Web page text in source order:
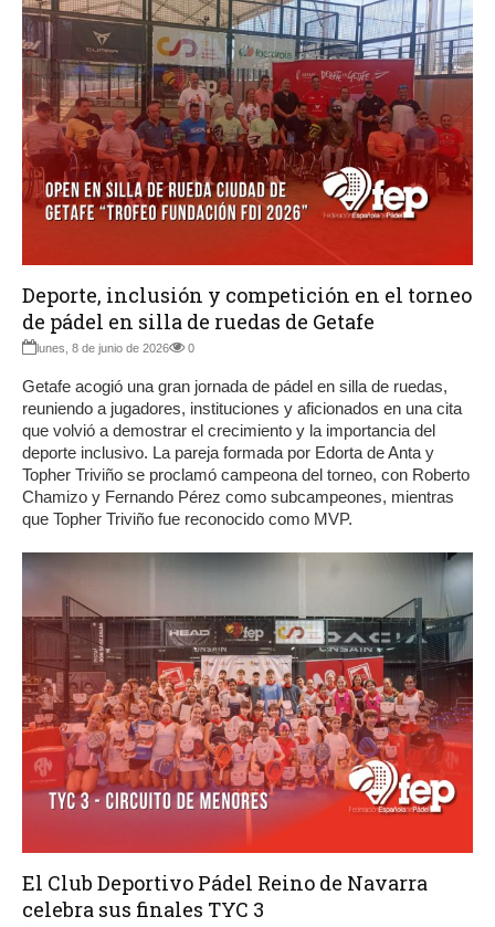
Deporte, inclusión y competición en el torneo
de pádel en silla de ruedas de Getafe
lunes, 8 de junio de 2026 0
Getafe acogió una gran jornada de pádel en silla de ruedas,
reuniendo a jugadores, instituciones y aficionados en una cita
que volvió a demostrar el crecimiento y la importancia del
deporte inclusivo. La pareja formada por Edorta de Anta y
Topher Triviño se proclamó campeona del torneo, con Roberto
Chamizo y Fernando Pérez como subcampeones, mientras
que Topher Triviño fue reconocido como MVP.
El Club Deportivo Pádel Reino de Navarra
celebra sus finales TYC 3